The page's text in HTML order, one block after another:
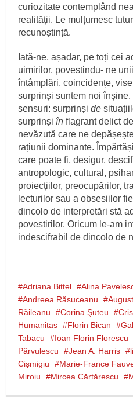
curiozitate contemplând
realității. Le mulțumesc
recunoștință.
Iată-ne, așadar, pe toți cei
uimirilor, povestindu- ne
întâmplări, coincidențe,
surprinși suntem noi
sensuri: surprinșide
surprinșiînflagrant delict
nevăzută care ne
rațiunii dominante.
care poate fi, desigur,
antropologic, cultural,
proiecțiilor, preocupărilor,
lecturilor sau a obsesiilor
dincolo de interpretări stă
povestirilor. Oricum le-am
indescifrabil de dincolo de
Adriana Bittel Alina
Andreea Răsuceanu
Răileanu
Corina Şuteu
Humanitas
Florin Bican
Tabacu
Ioan Florin Florescu
Pârvulescu
Jean A. Harris
Cișmigiu
Marie-France
Miroiu
Mircea Cărtărescu